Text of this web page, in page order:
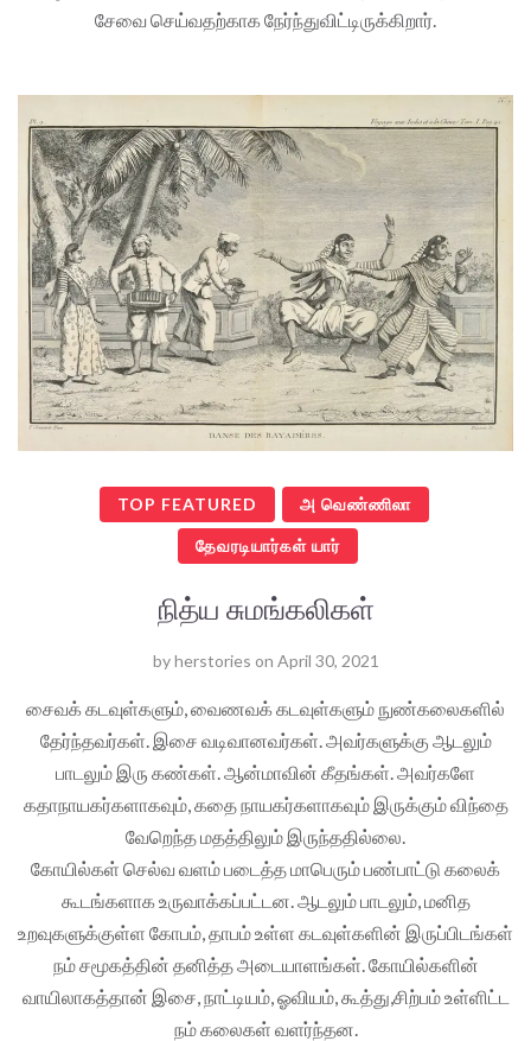
சேவை செய்வதற்காக நேர்ந்துவிட்டிருக்கிறார்.
TOP FEATURED அ வெண்ணிலா
தேவரடியார்கள் யார்
நித்ய சுமங்கலிகள்
byherstories on April 30, 2021
சைவக் கடவுள்களும், வைணவக் கடவுள்களும் நுண்கலைகளில்
தேர்ந்தவர்கள். இசை வடிவானவர்கள். அவர்களுக்கு ஆடலும்
பாடலும் இரு கண்கள். ஆன்மாவின் கீதங்கள். அவர்களே
கதாநாயகர்களாகவும், கதை நாயகர்களாகவும் இருக்கும் விந்தை
வேறெந்த மதத்திலும் இருந்ததில்லை.
கோயில்கள் செல்வ வளம் படைத்த மாபெரும் பண்பாட்டு கலைக்
கூடங்களாக உருவாக்கப்பட்டன. ஆடலும் பாடலும், மனித
உறவுகளுக்குள்ள கோபம், தாபம் உள்ள கடவுள்களின் இருப்பிடங்கள்
நம் சமூகத்தின் தனித்த அடையாளங்கள். கோயில்களின்
வாயிலாகத்தான் இசை, நாட்டியம், ஓவியம், கூத்து,சிற்பம் உள்ளிட்ட
நம் கலைகள் வளர்ந்தன.